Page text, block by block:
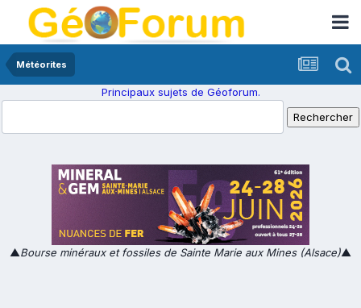
Météorites
Principaux sujets de Géoforum.
▲Bourse minéraux et fossiles de Sainte Marie aux Mines (Alsace)▲